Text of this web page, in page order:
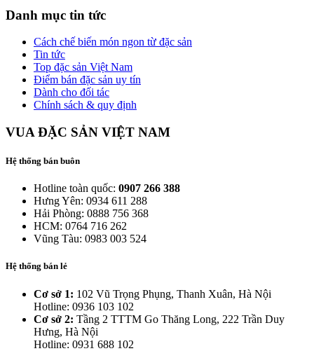
Danh mục tin tức
Cách chế biến món ngon từ đặc sản
Tin tức
Top đặc sản Việt Nam
Điểm bán đặc sản uy tín
Dành cho đối tác
Chính sách & quy định
VUA ĐẶC SẢN VIỆT NAM
Hệ thống bán buôn
Hotline toàn quốc: 0907 266 388
Hưng Yên: 0934 611 288
Hải Phòng: 0888 756 368
HCM: 0764 716 262
Vũng Tàu: 0983 003 524
Hệ thống bán lẻ
Cơ sở 1: 102 Vũ Trọng Phụng, Thanh Xuân, Hà Nội
Hotline: 0936 103 102
Cơ sở 2: Tầng 2 TTTM Go Thăng Long, 222 Trần Duy
Hưng, Hà Nội
Hotline: 0931 688 102